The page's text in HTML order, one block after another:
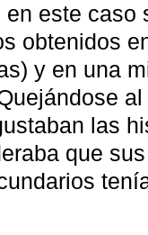
en este caso
obtenidos
y en una
al
las
que sus